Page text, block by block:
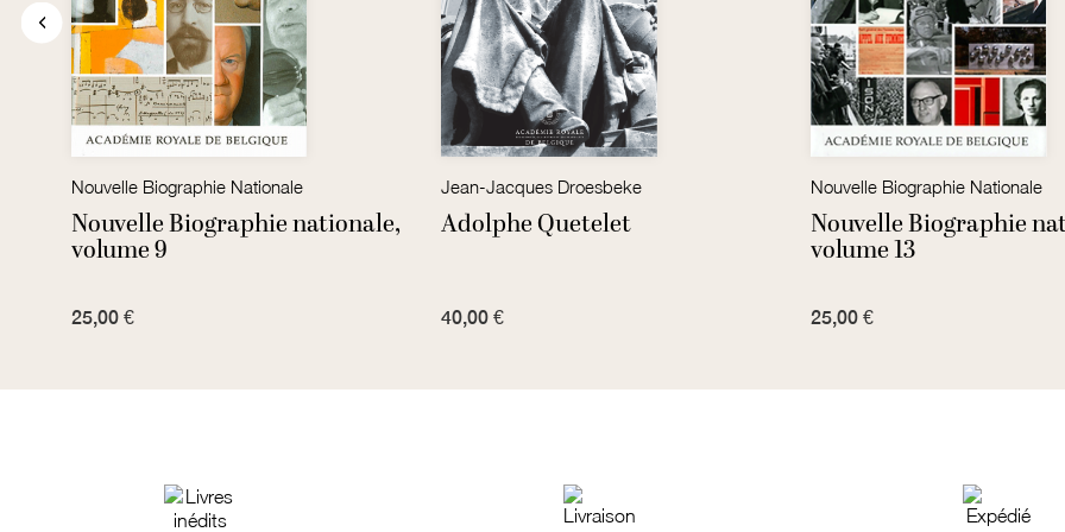
Nouvelle Biographie Nationale
Nouvelle Biographie nationale,
volume 9
25,00 €
Jean-Jacques Droesbeke
Adolphe Quetelet
40,00 €
Nouvelle Biographie Nationale
Nouvelle Biographie
volume 13
25,00 €